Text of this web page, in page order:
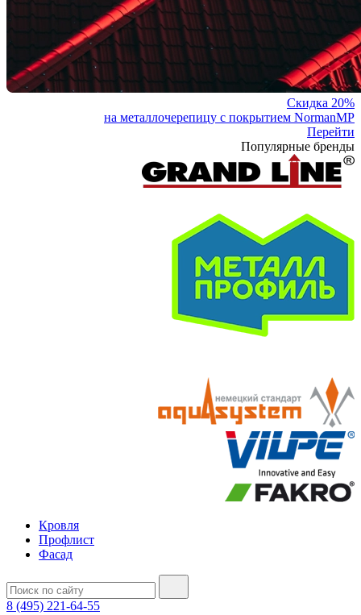
Скидка 20%
на металлочерепицу с покрытием NormanMP
Перейти
Популярные бренды
Кровля
Профлист
Фасад
8 (495) 221-64-55